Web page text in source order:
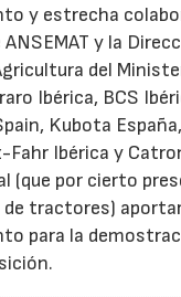
y estrecha
y la
del
Ibérica, BCS
Kubota
Fahr Ibérica y
(que por cierto
de tractores)
para la